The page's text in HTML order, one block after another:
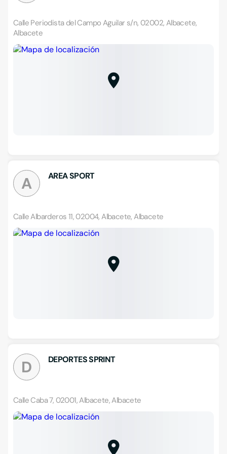
Calle Periodista del Campo Aguilar s/n, 02002, Albacete,
Albacete
A AREA SPORT
Calle Albarderos 11, 02004, Albacete, Albacete
D DEPORTES SPRINT
Calle Caba 7, 02001, Albacete, Albacete